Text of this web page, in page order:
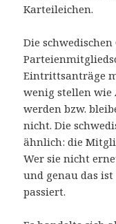
Karteileichen.
Die
Eintrittsanträge
wenig stellen
werden bzw.
nicht. Die
ähnlich: die
Wer sie nicht
und genau das
passiert.